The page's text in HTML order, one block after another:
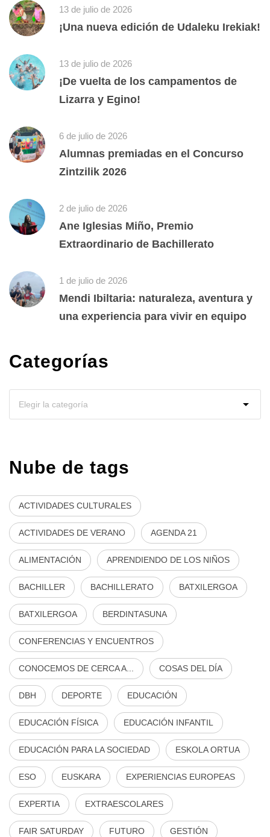
13 de julio de 2026
¡Una nueva edición de Udaleku Irekiak!
13 de julio de 2026
¡De vuelta de los campamentos de
Lizarra y Egino!
6 de julio de 2026
Alumnas premiadas en el Concurso
Zintzilik 2026
2 de julio de 2026
Ane Iglesias Miño, Premio
Extraordinario de Bachillerato
1 de julio de 2026
Mendi Ibiltaria: naturaleza, aventura y
una experiencia para vivir en equipo
Categorías
Nube de tags
ACTIVIDADES CULTURALES
ACTIVIDADES DE VERANO AGENDA 21
ALIMENTACIÓN APRENDIENDO DE LOS NIÑOS
BACHILLER BACHILLERATO BATXILERGOA
BATXILERGOA BERDINTASUNA
CONFERENCIAS Y ENCUENTROS
CONOCEMOS DE CERCA A... COSAS DEL DÍA
DBH DEPORTE EDUCACIÓN
EDUCACIÓN FÍSICA EDUCACIÓN INFANTIL
EDUCACIÓN PARA LA SOCIEDAD ESKOLA ORTUA
ESO EUSKARA EXPERIENCIAS EUROPEAS
EXPERTIA EXTRAESCOLARES
FAIR SATURDAY FUTURO GESTIÓN